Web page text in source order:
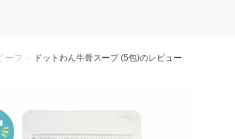
ーフ ドットわん牛骨スープ (5包)のレビュー